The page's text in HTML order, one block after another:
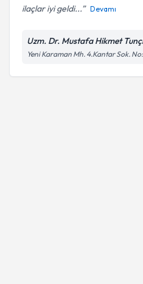
ilaçlar iyi geldi...
Devamı
Uzm. Dr. Mustafa Hikmet
Yeni Karaman Mh. 4.Kantar Sok.